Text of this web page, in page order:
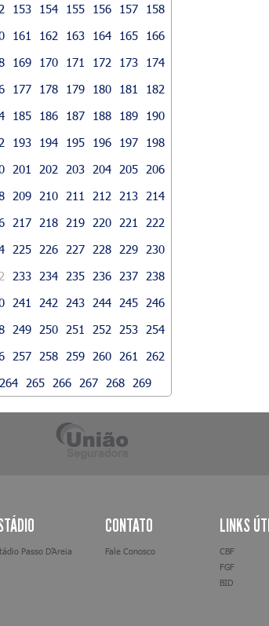
153 154 155 156 157
158
161 162 163 164 165
166
169 170 171 172 173
174
177 178 179 180 181
182
185 186 187 188 189
190
193 194 195 196 197
198
201 202 203 204 205
206
209 210 211 212 213
214
217 218 219 220 221
222
225 226 227 228 229
230
233 234 235 236 237
238
241 242 243 244 245
246
249 250 251 252 253
254
257 258 259 260 261
262
264 265 266 267 268 269
Passo D’Areia
CONTATO
Fale Conosco
LINKS
CBF
FGF
BID